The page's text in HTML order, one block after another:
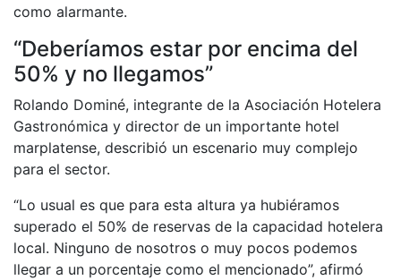
como alarmante.
“Deberíamos estar por encima del
50% y no llegamos”
Rolando Dominé, integrante de la Asociación Hotelera
Gastronómica y director de un importante hotel
marplatense, describió un escenario muy complejo
para el sector.
“Lo usual es que para esta altura ya hubiéramos
superado el 50% de reservas de la capacidad hotelera
local. Ninguno de nosotros o muy pocos podemos
llegar a un porcentaje como el mencionado”, afirmó